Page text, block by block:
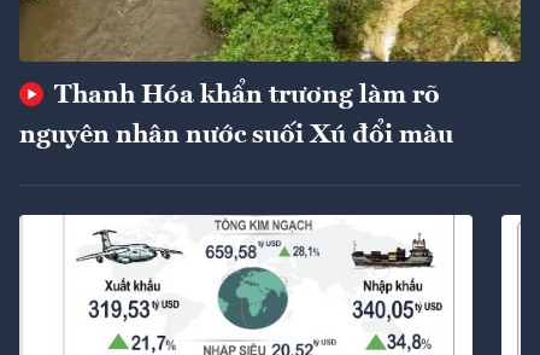
Thanh Hóa khẩn trương làm rõ
nguyên nhân nước suối Xú đổi màu